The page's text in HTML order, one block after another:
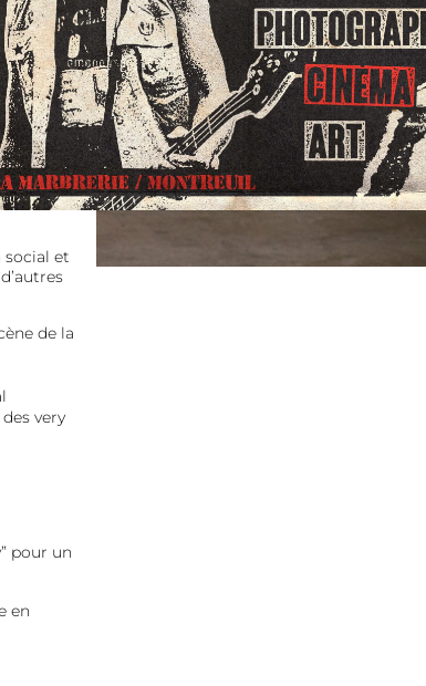
les
qui
social et
de la
very
pour un
en